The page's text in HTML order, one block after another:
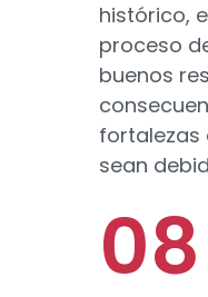
histórico,
proceso
buenos
fortalezas
sean